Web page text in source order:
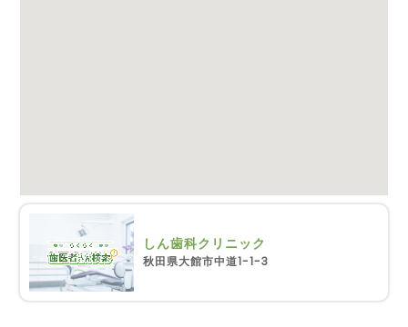
しん歯科クリニック
秋田県大館市中道1-1-3